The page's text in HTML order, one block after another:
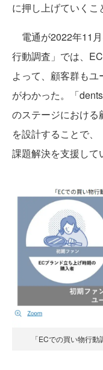
に押し上げていくこ
電通が2022年11
行動調査」では、
よって、顧客群も
がわかった。「
のステージにおける
を設計することで
課題解決を支援して
「ECでの買い物行